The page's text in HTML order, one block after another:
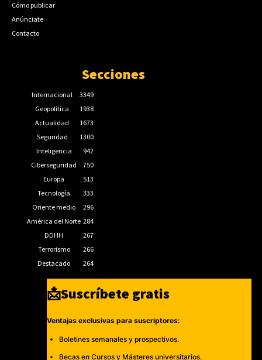
Cómo publicar
Anúnciate
Contacto
Secciones
Internacional
3349
Geopolítica
1938
Actualidad
1673
Seguridad
1300
Inteligencia
942
Ciberseguridad
750
Europa
513
Tecnología
333
Oriente medio
296
América del Norte 284
DDHH
267
Terrorismo
266
Destacado
264
📩Suscríbete gratis
Ventajas exclusivas para suscriptores:
Boletines semanales y prospectivos.
Becas en Cursos y Másteres universitarios.